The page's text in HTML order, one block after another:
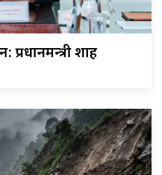
शाह